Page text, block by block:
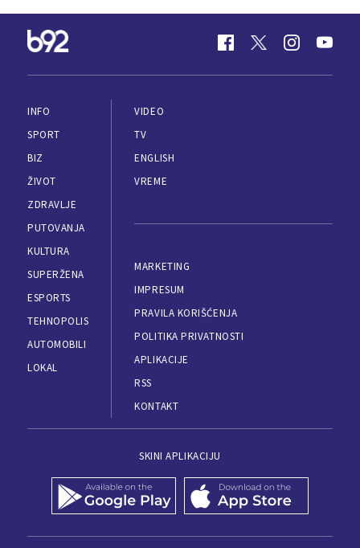
INFO
SPORT
BIZ
ŽIVOT
ZDRAVLJE
PUTOVANJA
KULTURA
SUPERŽENA
ESPORTS
TEHNOPOLIS
AUTOMOBILI
LOKAL
VIDEO
TV
ENGLISH
VREME
MARKETING
IMPRESUM
PRAVILA KORIŠĆENJA
POLITIKA PRIVATNOSTI
APLIKACIJE
RSS
KONTAKT
SKINI APLIKACIJU